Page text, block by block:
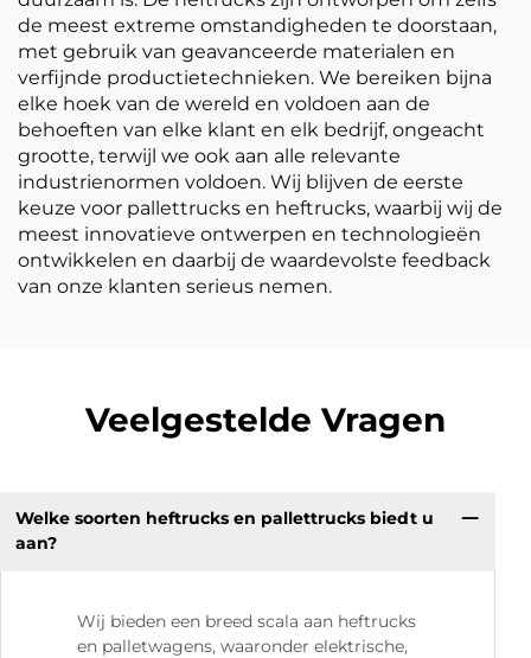
de meest extreme omstandigheden te doorstaan,
met gebruik van geavanceerde materialen en
verfijnde productietechnieken. We bereiken bijna
elke hoek van de wereld en voldoen aan de
behoeften van elke klant en elk bedrijf, ongeacht
grootte, terwijl we ook aan alle relevante
industrienormen voldoen. Wij blijven de eerste
keuze voor pallettrucks en heftrucks, waarbij wij de
meest innovatieve ontwerpen en technologieën
ontwikkelen en daarbij de waardevolste feedback
van onze klanten serieus nemen.
Veelgestelde Vragen
Welke soorten heftrucks en pallettrucks biedt u
aan?
Wij bieden een breed scala aan heftrucks
en palletwagens, waaronder elektrische,